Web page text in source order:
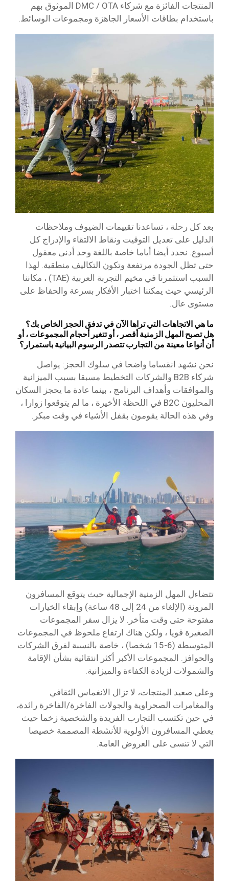
المنتجات الفائزة مع شركاء DMC / OTA الموثوق بهم
باستخدام بطاقات الأسعار الجاهزة ومجموعات الوسائط.
بعد كل رحلة ، تساعدنا تقييمات الضيوف وملاحظات
الدليل على تعديل التوقيت ونقاط الالتقاء والإدراج كل
أسبوع. نحدد أيضا أياما خاصة باللغة وحد أدنى معقول
حتى تظل الجودة مرتفعة وتكون التكاليف منطقية. لهذا
السبب استثمرنا في مخيم التجربة العربية (TAE) ، مكاننا
الرئيسي حيث يمكننا اختبار الأفكار بسرعة والحفاظ على
مستوى عال.
ما هي الاتجاهات التي تراها الآن في تدفق الحجز الخاص بك؟
هل تصبح المهل الزمنية أقصر ، أو تتغير أحجام المجموعات ، أو
أن أنواعا معينة من التجارب تتصدر الرسوم البيانية باستمرار؟
نحن نشهد انقساما واضحا في سلوك الحجز: يواصل
شركاء B2B والشركات التخطيط مسبقا بسبب الميزانية
والموافقات وأهداف البرنامج ، بينما عادة ما يحجز السكان
المحليون B2C في اللحظة الأخيرة ، ما لم يتوقعوا زوارا ،
وفي هذه الحالة يقومون بقفل الأشياء في وقت مبكر.
تتضاءل المهل الزمنية الإجمالية حيث يتوقع المسافرون
المرونة (الإلغاء من 24 إلى 48 ساعة) وإبقاء الخيارات
مفتوحة حتى وقت متأخر. لا يزال سفر المجموعات
الصغيرة قويا ، ولكن هناك ارتفاع ملحوظ في المجموعات
المتوسطة (6-15 شخصا) ، خاصة بالنسبة لفرق الشركات
والحوافز. المجموعات الأكبر أكثر انتقائية بشأن الإقامة
والشمولات لزيادة الكفاءة والميزانية.
وعلى صعيد المنتجات، لا تزال الانغماس الثقافي
والمغامرات الصحراوية والجولات الفاخرة/الفاخرة رائدة،
في حين تكتسب التجارب الفريدة والشخصية زخما حيث
يعطي المسافرون الأولوية للأنشطة المصممة خصيصا
التي لا تنسى على العروض العامة.